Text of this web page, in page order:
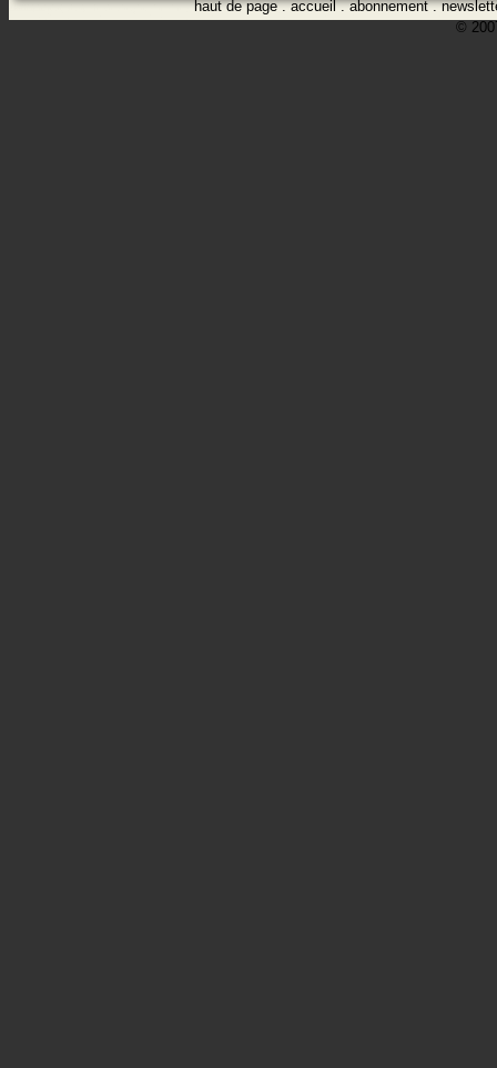
haut de page.accueil.abonnement.
©